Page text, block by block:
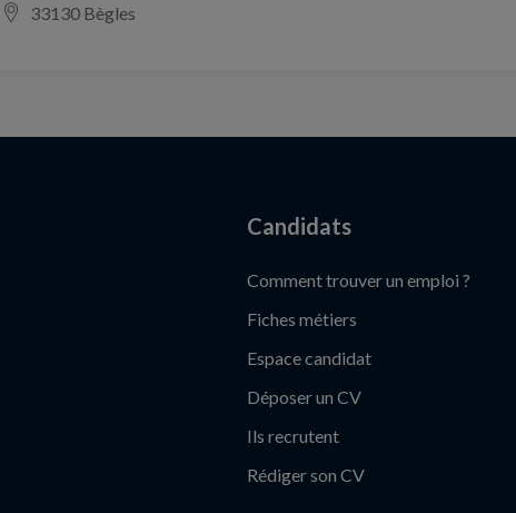
33130 Bègles
Candidats
Comment trouver un emploi ?
Fiches métiers
Espace candidat
Déposer un CV
Ils recrutent
Rédiger son CV